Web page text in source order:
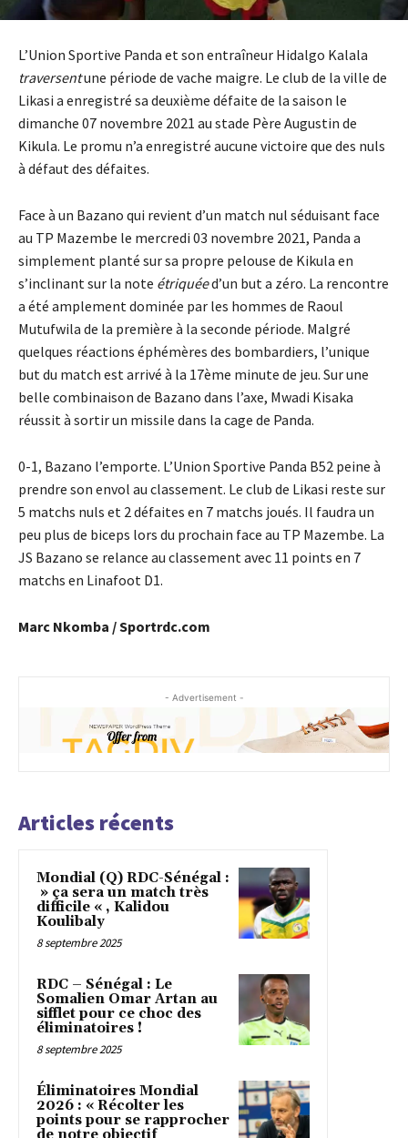
L’Union Sportive Panda et son entraîneur Hidalgo Kalala
traversentune période de vache maigre. Le club de la ville de
Likasi a enregistré sa deuxième défaite de la saison le
dimanche 07 novembre 2021 au stade Père Augustin de
Kikula. Le promu n’a enregistré aucune victoire que des nuls
à défaut des défaites.
Face à un Bazano qui revient d’un match nul séduisant face
au TP Mazembe le mercredi 03 novembre 2021, Panda a
simplement planté sur sa propre pelouse de Kikula en
s’inclinant sur la note étriquéed’un but a zéro. La rencontre
a été amplement dominée par les hommes de Raoul
Mutufwila de la première à la seconde période. Malgré
quelques réactions éphémères des bombardiers, l’unique
but du match est arrivé à la 17ème minute de jeu. Sur une
belle combinaison de Bazano dans l’axe, Mwadi Kisaka
réussit à sortir un missile dans la cage de Panda.
0-1, Bazano l’emporte. L’Union Sportive Panda B52 peine à
prendre son envol au classement. Le club de Likasi reste sur
5 matchs nuls et 2 défaites en 7 matchs joués. Il faudra un
peu plus de biceps lors du prochain face au TP Mazembe. La
JS Bazano se relance au classement avec 11 points en 7
matchs en Linafoot D1.
Marc Nkomba / Sportrdc.com
- Advertisement -
Articles récents
Mondial (Q) RDC-Sénégal :
» ça sera un match très
difficile « , Kalidou
Koulibaly
8 septembre 2025
RDC – Sénégal : Le
Somalien Omar Artan au
sifflet pour ce choc des
éliminatoires !
8 septembre 2025
Éliminatoires Mondial
2026 : « Récolter les
points pour se rapprocher